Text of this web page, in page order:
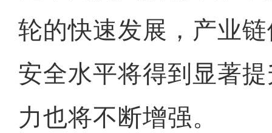
轮的快速发展，产业
安全水平将得到显著
力也将不断增强。